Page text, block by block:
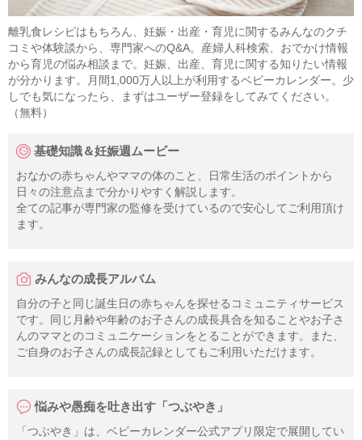
離乳食レシピはもちろん、妊娠・出産・育児に関するみんなのクチ
コミや体験談から、専門家へのQ&A。産婦人科検索、おでかけ情報
から育児の悩み相談まで。妊娠、出産、育児に関する知りたい情報
が分かります。月間1,000万人以上が利用するベビーカレンダー。少
しでも気になったら、まずはユーザー登録をしてみてください。
（無料）
基礎知識＆妊娠週ムービー
おなかの赤ちゃんやママの体のこと、日常生活のポイントから
日々の注意点まで分かりやすく解説します。
全ての記事が専門家の監修を受けているので安心してご利用頂け
ます。
みんなの成長アルバム
自分の子と同じ誕生日の赤ちゃんを探せるコミュニティサービス
です。同じ月齢や年齢のお子さんの成長具合を知ることやお子さ
んのママとのコミュニケーションをとることができます。また、
ご自身のお子さんの成長記録としてもご利用いただけます。
悩みや愚痴を吐き出す「つぶやき」
「つぶやき」は、ベビーカレンダー公式アプリ限定で展開してい